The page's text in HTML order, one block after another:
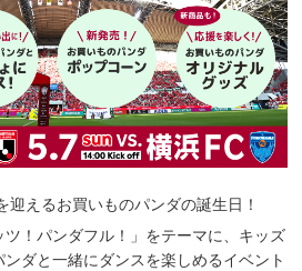
えるお買いものパンダの誕生日！
ツ！パンダフル！」をテーマに、キッズ
ダと一緒にダンスを楽しめるイベント